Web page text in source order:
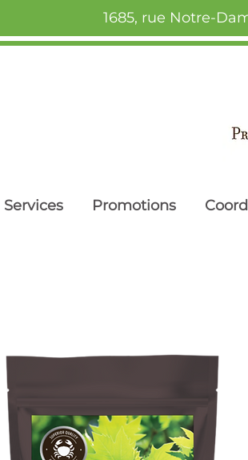
1685, rue Notre-
Services Promotions